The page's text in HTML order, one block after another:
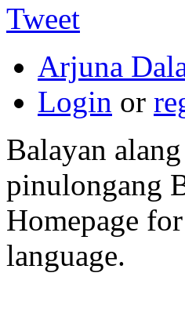
Tweet
Arjuna
Login or
Balayan
pinulongang
Homepage
language.